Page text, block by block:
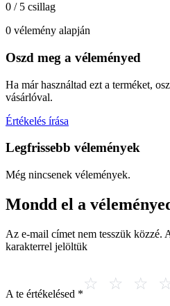
0 / 5 csillag
0 vélemény alapján
Oszd meg a véleményed
Ha már használtad ezt a terméket,
vásárlóval.
Értékelés írása
Legfrissebb vélemények
Még nincsenek vélemények.
Mondd el a
Az e-mail címet nem tesszük közzé.
karakterrel jelöltük
A te értékelésed *